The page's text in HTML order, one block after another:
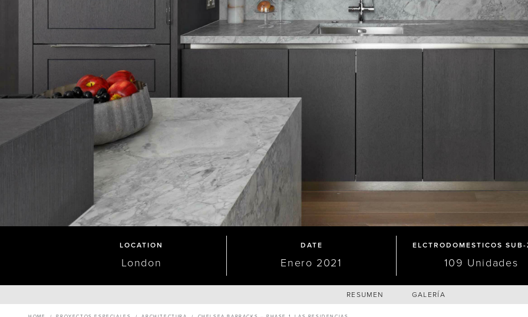
LOCATION
London
DATE
Enero 2021
ELCTRODOMESTICOS SUB-
109 Unidades
RESUMEN GALERÍA